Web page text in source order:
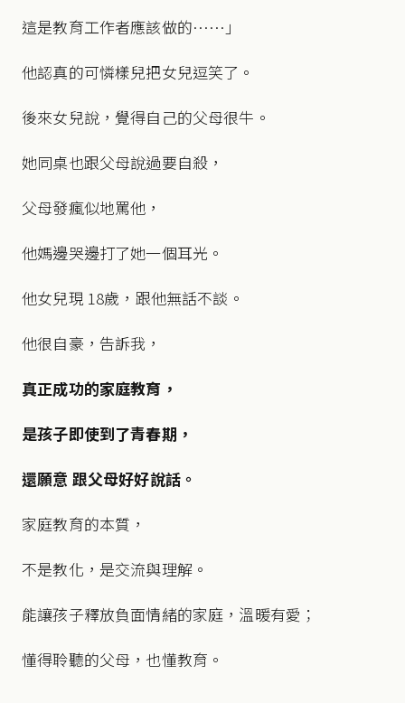
這是教育工作者應該做的……」
他認真的可憐樣兒把女兒逗笑了。
後來女兒說，覺得自己的父母很牛。
她同桌也跟父母說過要自殺，
父母發瘋似地罵他，
他媽邊哭邊打了她一個耳光。
他女兒現 18歲，跟他無話不談。
他很自豪，告訴我，
真正成功的家庭教育，
是孩子即使到了青春期，
還願意 跟父母好好說話。
家庭教育的本質，
不是教化，是交流與理解。
能讓孩子釋放負面情緒的家庭，溫暖有愛；
懂得聆聽的父母，也懂教育。